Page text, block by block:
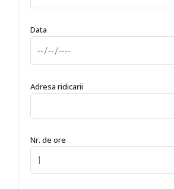
Data
Adresa ridicarii
Nr. de ore